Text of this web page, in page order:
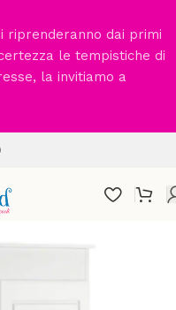
riprenderanno dai primi
le tempistiche di
la invitiamo a